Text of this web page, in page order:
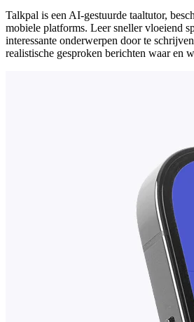
Talkpal is een AI-gestuurde taaltutor,
mobiele platforms. Leer sneller vloeiend
interessante onderwerpen door te
realistische gesproken berichten waar en